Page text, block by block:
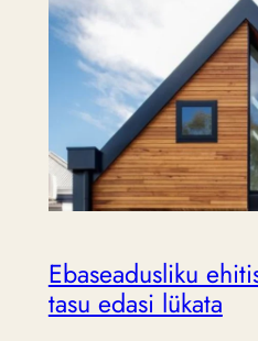
Ebaseadusliku
tasu edasi lükata